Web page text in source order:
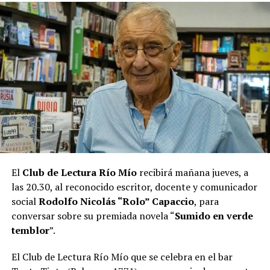
En su disco hay beats del también misionero
Johnny Cutz, “un amigo con el que también venimos
trabajando aquí, en Asunción, hace varios años”, apuntó
sobre el álbum que se lo ve de niño, montando una
bicicleta y en una imagen que parece recortada para un
casete.
“También hay un par de beats que son hechos por mí”,
agregó Maniatic desde Paraguay, donde vive hace ocho
años.
El Club de Lectura Río Míorecibirá mañana jueves, a
las 20.30, al reconocido escritor, docente y comunicador
socialRodolfo Nicolás “Rolo” Capaccio, para
conversar sobre su premiada novela “Sumido en verde
temblor”.
El Club de Lectura Río Mío que se celebra en el bar